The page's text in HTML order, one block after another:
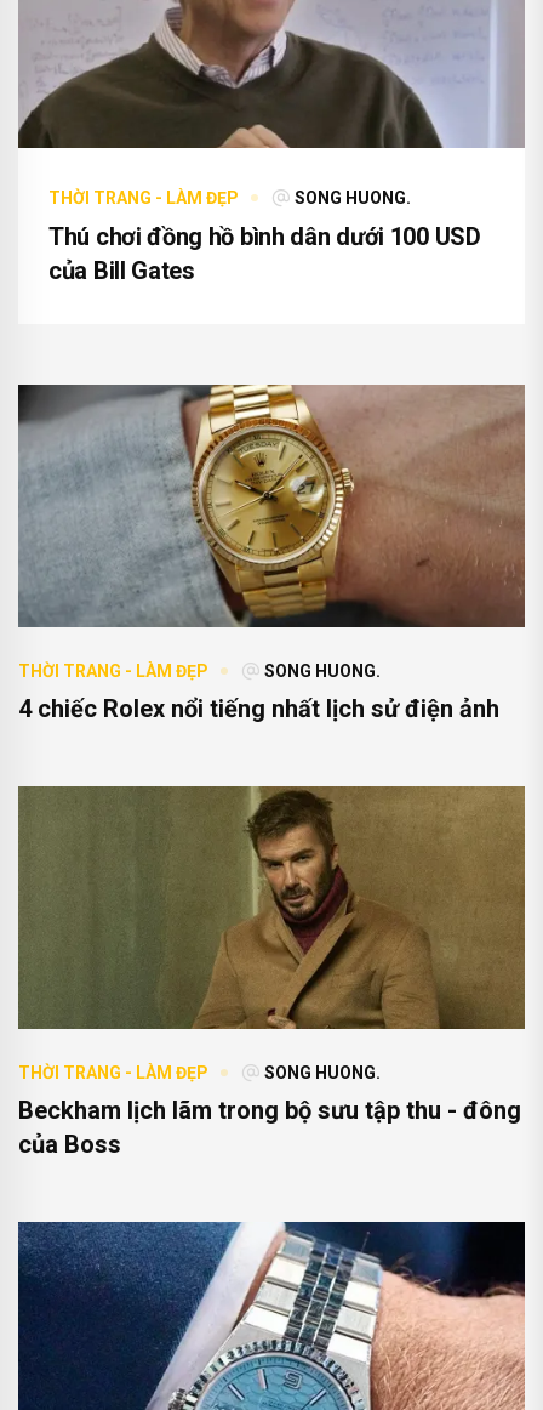
THỜI TRANG - LÀM ĐẸP SONG HUONG.
Thú chơi đồng hồ bình dân dưới 100 USD
của Bill Gates
THỜI TRANG - LÀM ĐẸP SONG HUONG.
4 chiếc Rolex nổi tiếng nhất lịch sử điện ảnh
THỜI TRANG - LÀM ĐẸP SONG HUONG.
Beckham lịch lãm trong bộ sưu tập thu - đông
của Boss